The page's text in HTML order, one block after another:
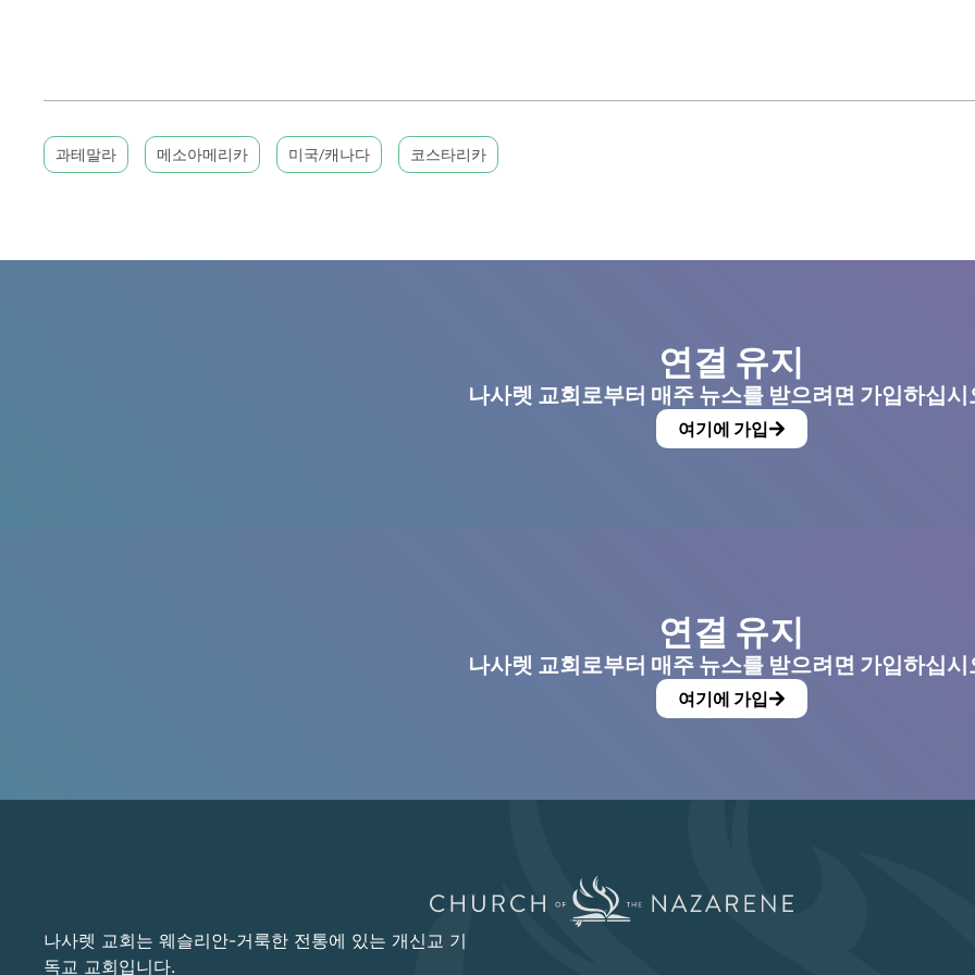
과테말라 메소아메리카 미국/캐나다 코스타리카
연결 유지
나사렛 교회로부터 매주 뉴스를 받으려면 가입하십시
여기에 가입
연결 유지
나사렛 교회로부터 매주 뉴스를 받으려면 가입하십시
여기에 가입
나사렛 교회는 웨슬리안-거룩한 전통에 있는 개신교 기
독교 교회입니다.